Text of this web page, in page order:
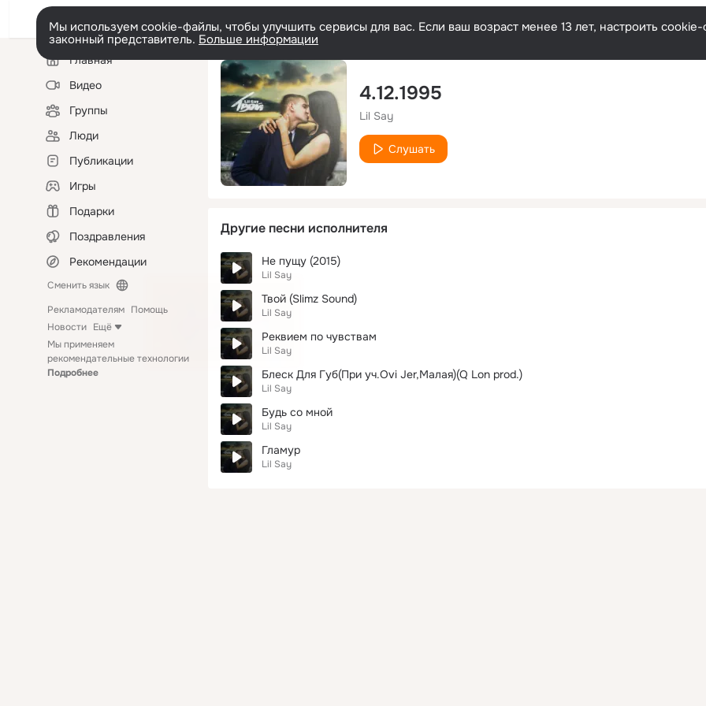
Мы используем cookie-файлы, чтобы улучшить сервисы для вас. Если ваш возраст менее 13 лет, настроить
законный представитель. Больше информации
Левая
колонкаГлавная
Видео
Группы
Люди
Публикации
Игры
Подарки
Поздравления
Рекомендации
Сменить язык
Рекламодателям Помощь
Новости Ещё
Мы применяем
рекомендательные технологии
Подробнее
4.12.1995
Lil Say
Слушать
Другие песни исполнителя
Не пущу (2015)
Lil Say
Твой (Slimz Sound)
Lil Say
Реквием по чувствам
Lil Say
Блеск Для Губ(При уч.Ovi Jer,Малая)(Q Lon prod.)
Lil Say
Будь со мной
Lil Say
Гламур
Lil Say